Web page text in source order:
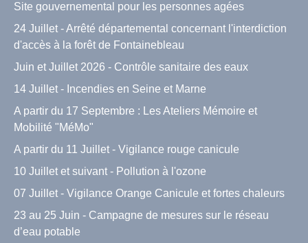
Site gouvernemental pour les personnes agées
24 Juillet - Arrêté départemental concernant l'interdiction
d'accès à la forêt de Fontainebleau
Juin et Juillet 2026 - Contrôle sanitaire des eaux
14 Juillet - Incendies en Seine et Marne
A partir du 17 Septembre : Les Ateliers Mémoire et
Mobilité "MéMo"
A partir du 11 Juillet - Vigilance rouge canicule
10 Juillet et suivant - Pollution à l'ozone
07 Juillet - Vigilance Orange Canicule et fortes chaleurs
23 au 25 Juin - Campagne de mesures sur le réseau
d’eau potable